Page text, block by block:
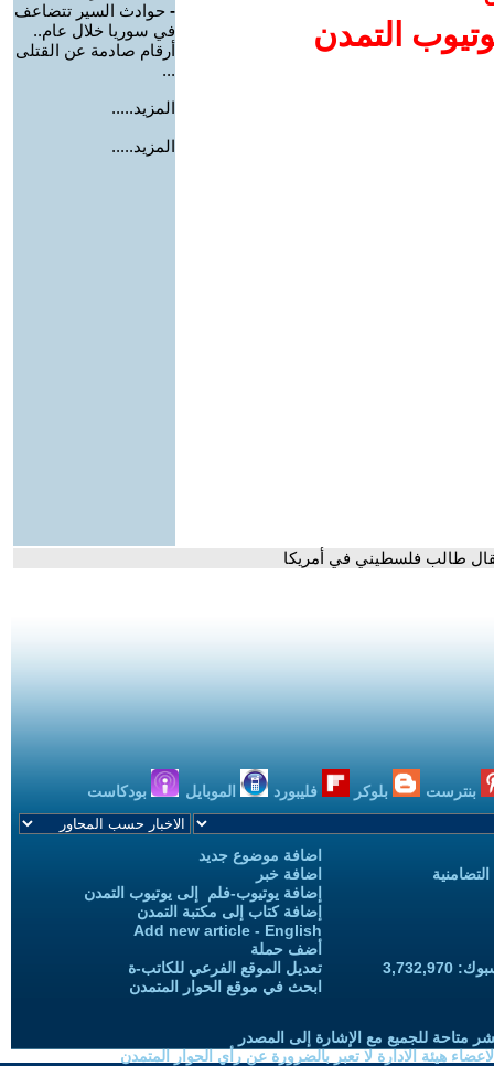
التمدن
- حوادث السير تتضاعف
في سوريا خلال عام..
أرقام صادمة عن القتلى
...
المزيد.....
المزيد.....
طالب فلسطيني في أمريكا
بنترست بلوكر فليبورد الموبايل بودكاست
اضافة موضوع جديد
اضافة خبر
إضافة يوتيوب-فلم إلى يوتيوب التمدن
إضافة كتاب إلى مكتبة التمدن
Add new article - English
أضف حملة
تعديل الموقع الفرعي للكاتب-ة
ابحث في موقع الحوار المتمدن
متاحة للجميع مع الإشارة إلى المصدر
هيئة الادارة لا تعبر بالضرورة عن رأي الحوار المتمدن